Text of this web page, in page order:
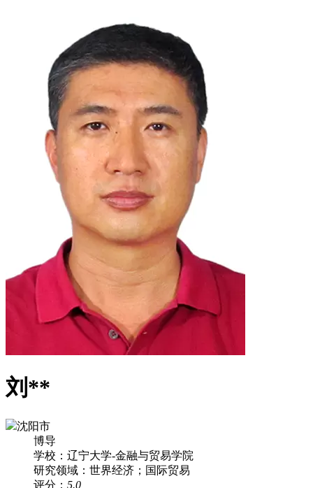
刘**
沈阳市
博导
学校：辽宁大学-金融与贸易学院
研究领域：世界经济；国际贸易
评分： 5.0